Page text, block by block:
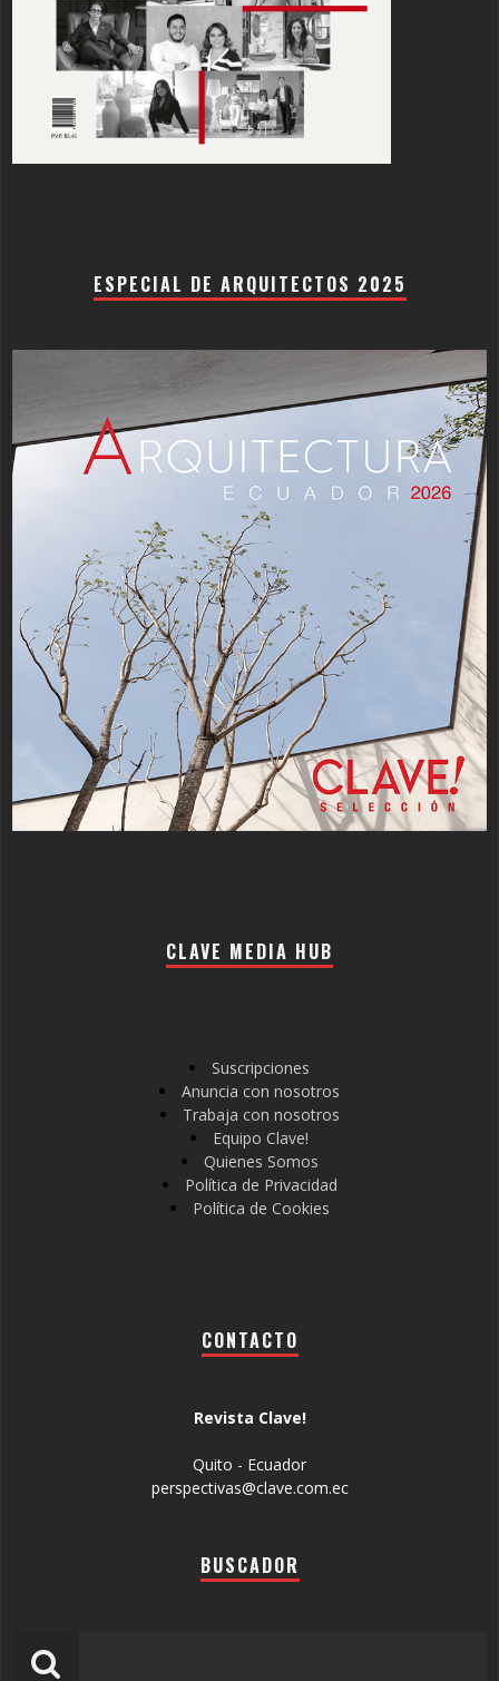
ESPECIAL DE ARQUITECTOS 2025
CLAVE MEDIA HUB
Suscripciones
Anuncia con nosotros
Trabaja con nosotros
Equipo Clave!
Quienes Somos
Política de Privacidad
Política de Cookies
CONTACTO
Revista Clave!
Quito - Ecuador
perspectivas@clave.com.ec
BUSCADOR